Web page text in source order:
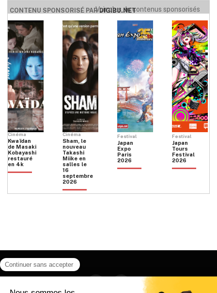
CONTENU SPONSORISÉ PARDIGIBU.NET
Voir plus de contenus sponsorisés
Cinéma
Kwaïdan
de Masaki
Kobayashi
restauré
en 4k
Cinéma
Sham, le
nouveau
Takashi
Miike en
salles le
16
septembre
2026
Festival
Japan
Expo
Paris
2026
Festival
Japan
Tours
Festival
2026
Instagram